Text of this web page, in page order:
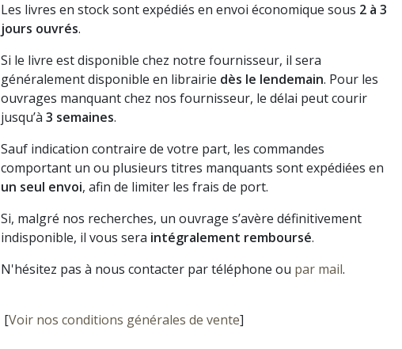
Les livres en stock sont expédiés en envoi économique sous 2 à 3
jours ouvrés.
Si le livre est disponible chez notre fournisseur, il sera
généralement disponible en librairie dès le lendemain. Pour les
ouvrages manquant chez nos fournisseur, le délai peut courir
jusqu’à 3 semaines.
Sauf indication contraire de votre part, les commandes
comportant un ou plusieurs titres manquants sont expédiées en
un seul envoi, afin de limiter les frais de port.
Si, malgré nos recherches, un ouvrage s’avère définitivement
indisponible, il vous sera intégralement remboursé.
N'hésitez pas à nous contacter par téléphone ou par mail.
[Voir nos conditions générales de vente]